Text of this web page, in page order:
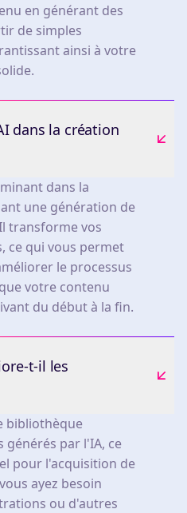
en générant des
de simples
ainsi à votre
dans la création
dans la
une génération de
transforme vos
ce qui vous permet
le processus
votre contenu
du début à la fin.
t-il les
bibliothèque
générés par l'IA, ce
pour l'acquisition de
ayez besoin
ou d'autres